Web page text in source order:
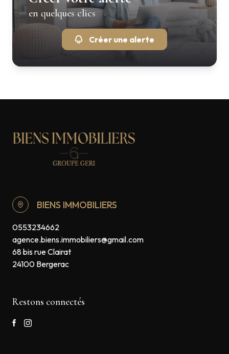
en quelques clics
Créer une alerte
BIENS IMMOBILIERS
0553234662
agence.biens.immobiliers@gmail.com
68 bis rue Clairat
24100 Bergerac
Restons connectés